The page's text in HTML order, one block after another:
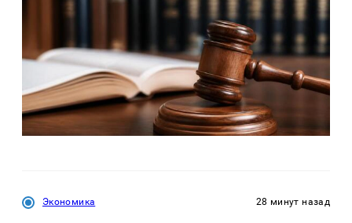
Экономика 28 минут назад